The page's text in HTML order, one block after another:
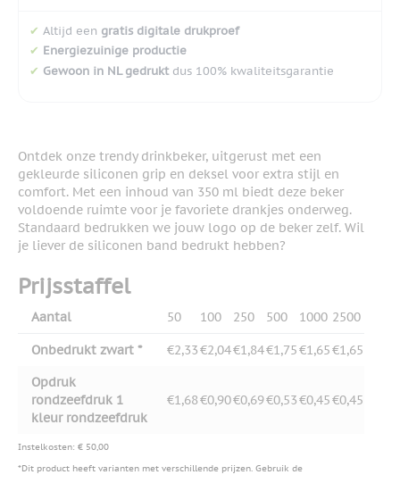
✔ Altijd een gratis digitale drukproef
✔ Energiezuinige productie
✔ Gewoon in NL gedruktdus 100% kwaliteitsgarantie
Ontdek onze trendy drinkbeker, uitgerust met een
gekleurde siliconen grip en deksel voor extra stijl en
comfort. Met een inhoud van 350 ml biedt deze beker
voldoende ruimte voor je favoriete drankjes onderweg.
Standaard bedrukken we jouw logo op de beker zelf. Wil
je liever de siliconen band bedrukt hebben?
Prijsstaffel
Aantal 50 100 250 500 1000 2500
Onbedrukt zwart * €2,33€2,04€1,84€1,75€1,65€1,65
Opdruk
rondzeefdruk 1
kleur rondzeefdruk
€1,68€0,90€0,69€0,53€0,45€0,45
Instelkosten: € 50,00
*Dit product heeft varianten met verschillende prijzen. Gebruik de